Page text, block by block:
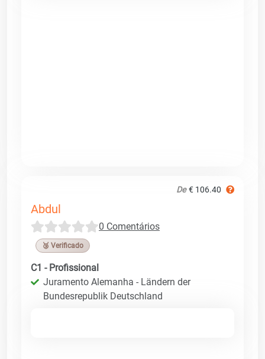
De € 106.40
Abdul
0 Comentários
🥉 Verificado
C1 - Profissional
Juramento Alemanha - Ländern der
Bundesrepublik Deutschland